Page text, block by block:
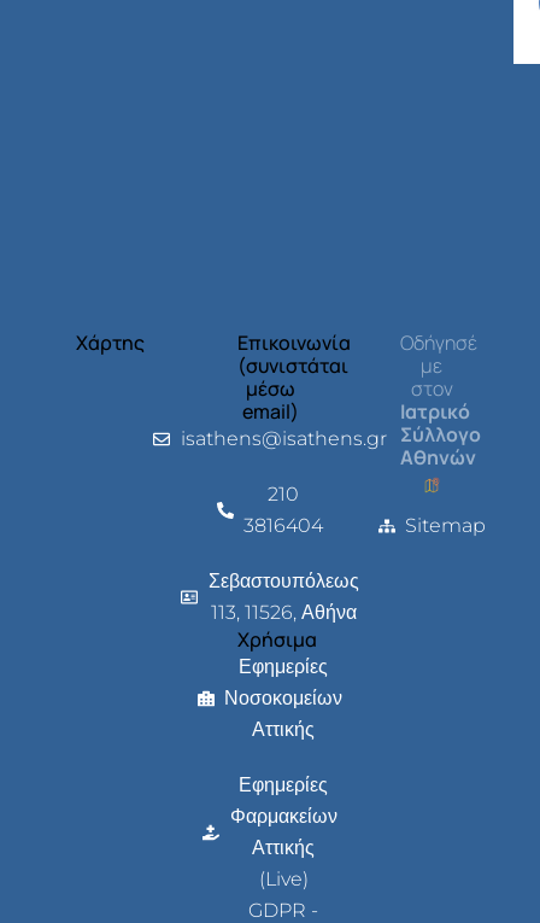
Χάρτης
Επικοινωνία
(συνιστάται
μέσω
email)
isathens@isathens.gr
210
3816404
Σεβαστουπόλεως
113, 11526, Αθήνα
Χρήσιμα
Εφημερίες
Νοσοκομείων
Αττικής
Εφημερίες
Φαρμακείων
Αττικής
(Live)
GDPR -
Οδήγησέ
με
στον
Ιατρικό
Σύλλογο
Αθηνών
Sitemap